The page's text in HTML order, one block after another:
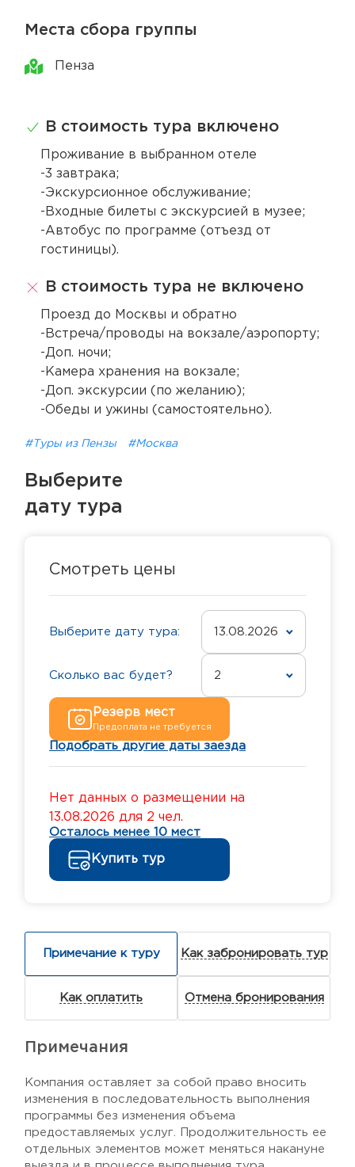
Места сбора группы
Пенза
В стоимость тура включено
Проживание в выбранном отеле
-3 завтрака;
-Экскурсионное обслуживание;
-Входные билеты с экскурсией в музее;
-Автобус по программе (отъезд от
гостиницы).
В стоимость тура не включено
Проезд до Москвы и обратно
-Встреча/проводы на вокзале/аэропорту;
-Доп. ночи;
-Камера хранения на вокзале;
-Доп. экскурсии (по желанию);
-Обеды и ужины (самостоятельно).
#Туры из Пензы #Москва
Выберите
дату тура
Смотреть цены
Выберите дату тура: 13.08.2026
Сколько вас будет? 2
Резерв мест
Предоплата не требуется
Подобрать другие даты заезда
Нет данных о размещении на
13.08.2026 для 2 чел.
Осталось менее 10 мест
Купить тур
Примечание к туру Как забронировать тур
Как оплатить Отмена бронирования
Примечания
Компания оставляет за собой право вносить
изменения в последовательность выполнения
программы без изменения объема
предоставляемых услуг. Продолжительность ее
отдельных элементов может меняться накануне